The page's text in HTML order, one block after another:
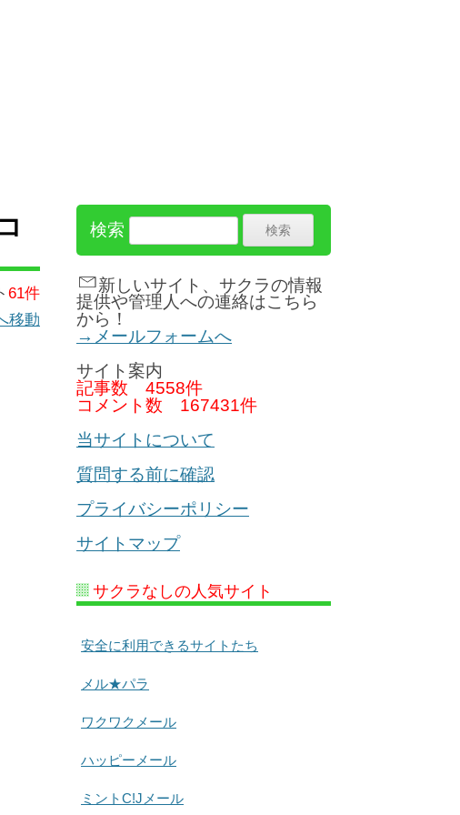
61件
移動
検索
新しいサイト、サクラの情報
提供や管理人への連絡はこちら
から！
→メールフォームへ
サイト案内
記事数 4558件
コメント数 167431件
当サイトについて
質問する前に確認
プライバシーポリシー
サイトマップ
サクラなしの人気サイト
安全に利用できるサイトたち
メル★パラ
ワクワクメール
ハッピーメール
ミントC!Jメール